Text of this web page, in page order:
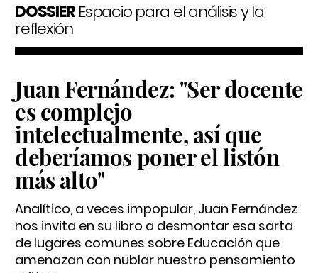
DOSSIEREspacio para el análisis y la
reflexión
Juan Fernández: "Ser docente
es complejo
intelectualmente, así que
deberíamos poner el listón
más alto"
Analítico, a veces impopular, Juan Fernández
nos invita en su libro a desmontar esa sarta
de lugares comunes sobre Educación que
amenazan con nublar nuestro pensamiento